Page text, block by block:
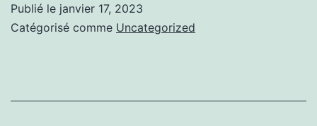
Publié le janvier 17, 2023
Catégorisé comme Uncategorized